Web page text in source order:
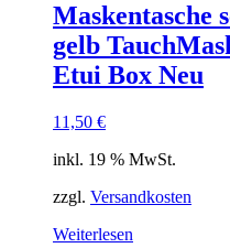
Maskentasche
gelb
Etui Box Neu
11,50 €
inkl. 19 % MwSt.
zzgl. Versandkosten
Weiterlesen